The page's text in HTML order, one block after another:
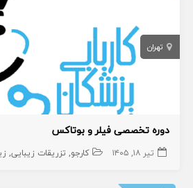
تهران
دوره تخصصی فیلر و بوتاکس
تیر ۱۸, ۱۴۰۵ کارجو تزریقات زیبایی